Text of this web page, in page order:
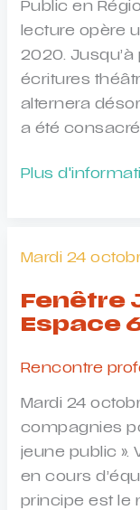
Public en
lecture opère
2020.
écritures
alternera
a été
Appels
Comité
de
PlatO
Plus
Mardi 24
Fenêtre
Espace
Rencontre
Mardi 24
compagnies
jeune public ».
en cours
principe est le